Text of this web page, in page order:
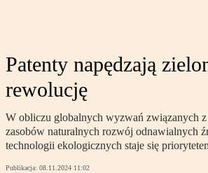
Patenty napędzają
rewolucję
W obliczu globalnych wyzwań związanych
zasobów naturalnych rozwój odnawialnych
technologii ekologicznych staje się
Publikacja: 08.11.2024 11:02